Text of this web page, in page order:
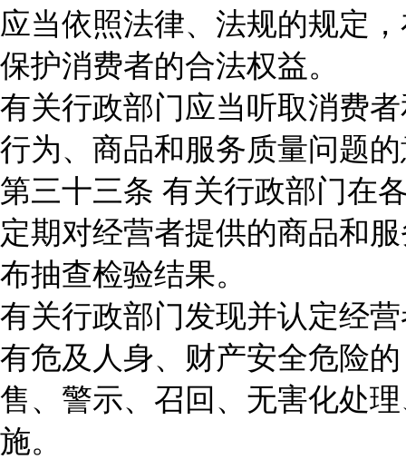
应当依照法律、法规的规定
保护消费者的合法权益。
有关行政部门应当听取消费
行为、商品和服务质量问题
第三十三条 有关行政部门在
定期对经营者提供的商品和
布抽查检验结果。
有关行政部门发现并认定经
有危及人身、财产安全危险
售、警示、召回、无害化处
施。